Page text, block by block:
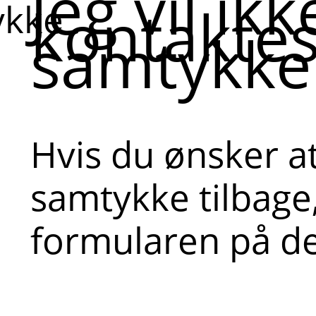
Hvis du ønsker
samtykke
formularen på